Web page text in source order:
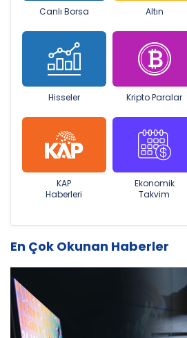
Canlı Borsa Altın
Hisseler Kripto Paralar
KAP
Haberleri
Ekonomik
Takvim
En Çok Okunan Haberler